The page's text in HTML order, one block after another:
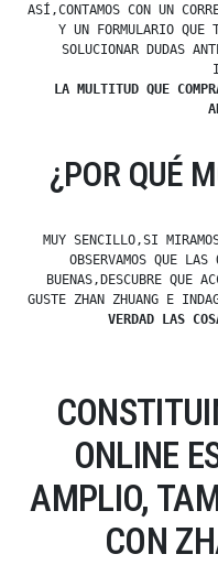
ASÍ,CONTAMOS CON UN
Y UN FORMULARIO
SOLUCIONAR DUDAS
LA MULTITUD QUE
¿POR QUÉ
MUY SENCILLO,SI
OBSERVAMOS QUE
BUENAS,DESCUBRE QUE
GUSTE ZHAN ZHUANG E
VERDAD LAS
ONLINE
AMPLIO,
CON